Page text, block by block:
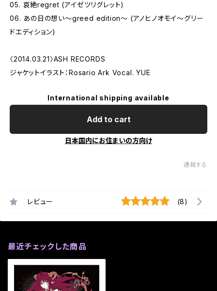
05. 哀絶regret (アイゼツリグレット)
06. あの日の想い〜greed edition〜 (アノヒノオモイ〜グリー
ドエディション)
〈2014.03.21〉ASH RECORDS
ジャケットイラスト：Rosario Ark Vocal. YUE
International shipping available
Add to cart
日本国内にお住まいの方向け
通報する
レビュー (8)
最近チェックした商品